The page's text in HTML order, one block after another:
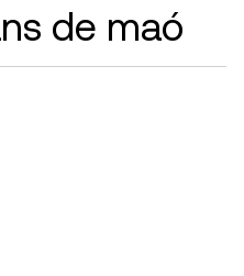
de maó